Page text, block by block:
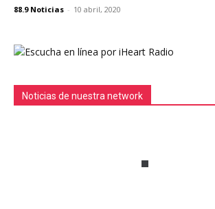
88.9 Noticias - 10 abril, 2020
Noticias de nuestra network